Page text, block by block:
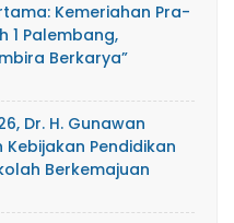
Kemeriahan Pra-
1 Palembang,
Berkarya”
Dr. H. Gunawan
Kebijakan Pendidikan
Berkemajuan